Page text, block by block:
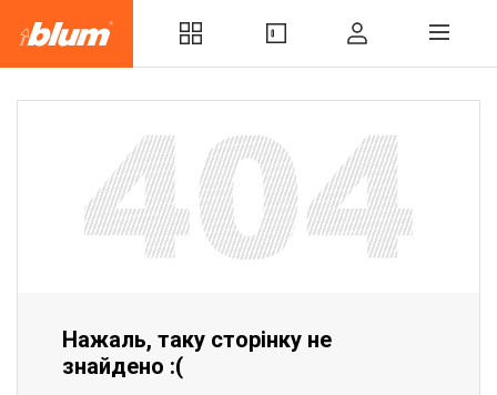
Нажаль, таку сторінку не
знайдено :(